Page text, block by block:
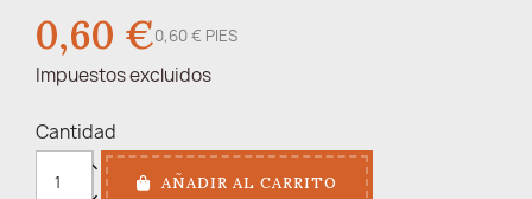
0,60 €0,60 € PIES
Impuestos excluidos
Cantidad
AÑADIR AL CARRITO